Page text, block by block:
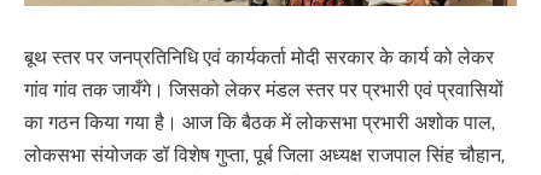
बूथ स्तर पर जनप्रतिनिधि एवं कार्यकर्ता मोदी सरकार के कार्य को लेकर
गांव गांव तक जायँगे। जिसको लेकर मंडल स्तर पर प्रभारी एवं प्रवासियों
का गठन किया गया है। आज कि बैठक में लोकसभा प्रभारी अशोक पाल,
लोकसभा संयोजक डॉ विशेष गुप्ता, पूर्ब जिला अध्यक्ष राजपाल सिंह चौहान,